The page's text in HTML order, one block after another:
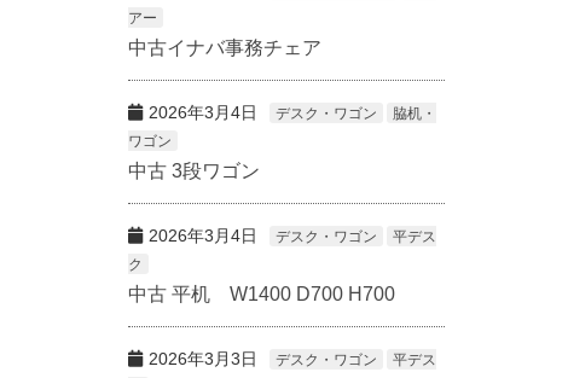
アー
中古イナバ事務チェア
2026年3月4日 デスク・ワゴン
脇机・
ワゴン
中古 3段ワゴン
2026年3月4日 デスク・ワゴン
平デス
ク
中古 平机 W1400 D700 H700
2026年3月3日 デスク・ワゴン
平デス